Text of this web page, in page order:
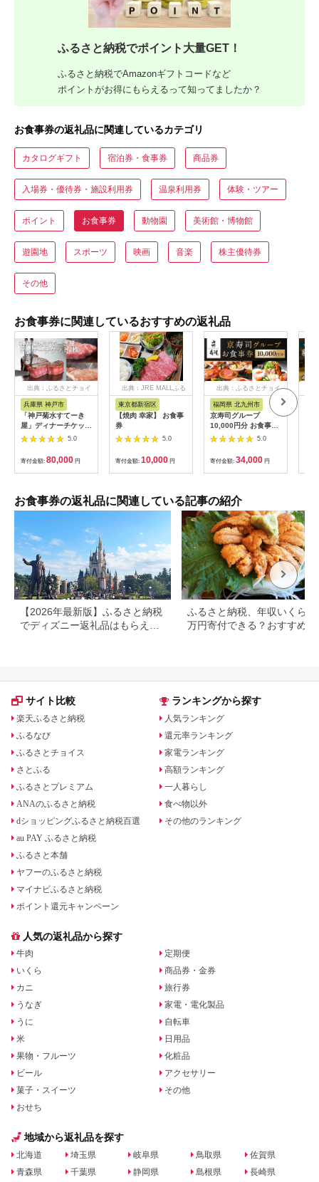
ふるさと納税でポイント大量GET！
ふるさと納税でAmazonギフトコードなど
ポイントがお得にもらえるって知ってましたか？
お食事券の返礼品に関連しているカテゴリ
カタログギフト 宿泊券・食事券 商品券
入場券・優待券・施設利用券 温泉利用券 体験・ツアー
ポイント お食事券 動物園 美術館・博物館
遊園地 スポーツ 映画 音楽 株主優待券
その他
お食事券に関連しているおすすめの返礼品
出典：ふるさとチョイ
兵庫県 神戸市
「神戸菊水すてーき
屋」ディナーチケット
（2枚）
5.0
寄付金額: 80,000 円
出典：JRE MALLふる
東京都新宿区
【焼肉 幸家】 お食事
券
5.0
寄付金額: 10,000 円
出典：ふるさとチョイ
福岡県 北九州市
京寿司グループ
10,000円分 お食事券
1000円×10枚 食事チ
ケット チケット 寿司
福岡県 北九州市
5.0
寄付金額: 34,000 円
お食事券の返礼品に関連している記事の紹介
【2026年最新版】ふるさと納税
でディズニー返礼品はもらえ
ふるさと納税、年収いくらで
万円寄付できる？おすすめ返
サイト比較
楽天ふるさと納税
ふるなび
ふるさとチョイス
さとふる
ふるさとプレミアム
ANAのふるさと納税
dショッピングふるさと納税百選
au PAY ふるさと納税
ふるさと本舗
ヤフーのふるさと納税
マイナビふるさと納税
ポイント還元キャンペーン
ランキングから探す
人気ランキング
還元率ランキング
家電ランキング
高額ランキング
一人暮らし
食べ物以外
その他のランキング
人気の返礼品から探す
牛肉
いくら
カニ
うなぎ
うに
米
果物・フルーツ
ビール
菓子・スイーツ
おせち
定期便
商品券・金券
旅行券
家電・電化製品
自転車
日用品
化粧品
アクセサリー
その他
地域から返礼品を探す
北海道
青森県
埼玉県
千葉県
岐阜県
静岡県
鳥取県
島根県
佐賀県
長崎県